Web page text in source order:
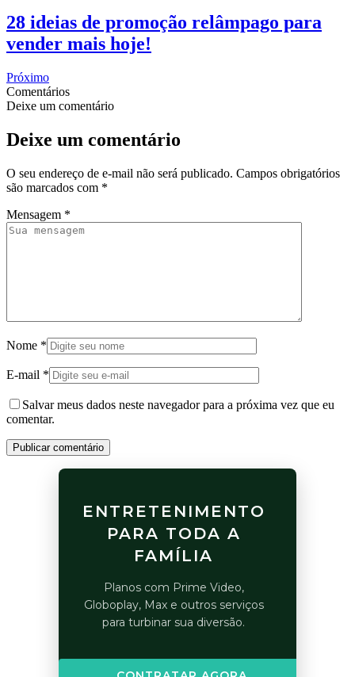
28 ideias de promoção relâmpago para
vender mais hoje!
Próximo
Comentários
Deixe um comentário
Deixe um comentário
O seu endereço de e-mail não será publicado. Campos obrigatórios
são marcados com *
Mensagem *
Nome *
E-mail *
Salvar meus dados neste navegador para a próxima vez que eu
comentar.
Publicar comentário
ENTRETENIMENTO
PARA TODA A
FAMÍLIA
Planos com Prime Video,
Globoplay, Max e outros serviços
para turbinar sua diversão.